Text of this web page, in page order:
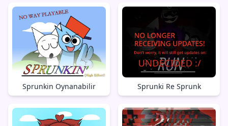
Sprunkin Oynanabilir Sprunki Re Sprunk